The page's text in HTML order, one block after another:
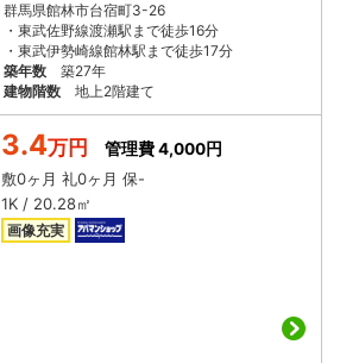
群馬県館林市台宿町3-26
・東武佐野線渡瀬駅まで徒歩16分
・東武伊勢崎線館林駅まで徒歩17分
築年数
築27年
建物階数
地上2階建て
3.4万円
管理費 4,000円
敷0ヶ月 礼0ヶ月 保-
1K / 20.28㎡
画像充実